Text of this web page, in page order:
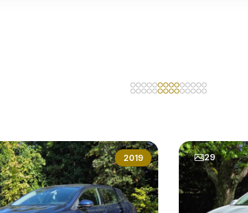
2019 29